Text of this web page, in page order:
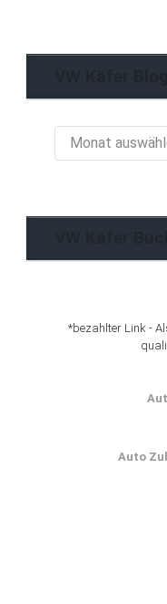
Käfer
*bezahlter Link -
Auto